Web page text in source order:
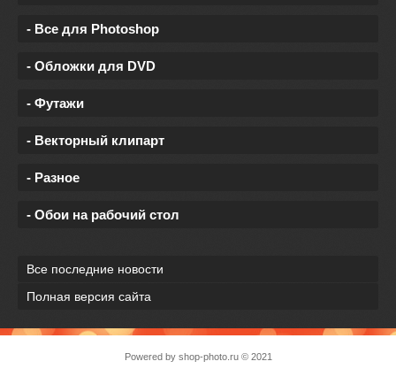
- Все для Photoshop
- Обложки для DVD
- Футажи
- Векторный клипарт
- Разное
- Обои на рабочий стол
Все последние новости
Полная версия сайта
Powered by shop-photo.ru© 2021